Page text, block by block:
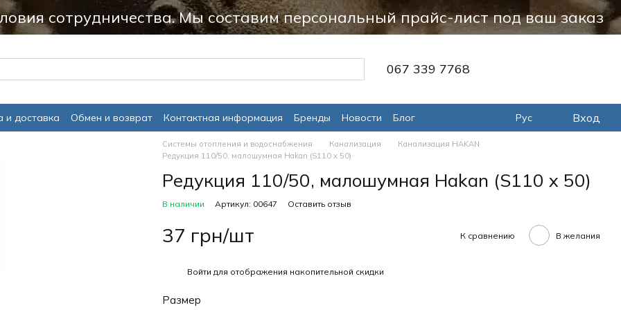
сотрудничества. Мы составим персональный прайс-лист под ваш заказ
067 339 7768
и доставка Обмен и возврат Контактная информация Бренды Новости
Блог
Рус Вход
Системы отопления и водоснабжения Канализация
Канализация HAKAN
Редукция 110/50, малошумная Hakan (S110 х 50)
Редукция 110/50, малошумная Hakan (S110 х 50)
В наличии Артикул: 00647 Оставить отзыв
37 грн/шт К сравнению В желания
Войти для отображения накопительной скидки
Размер